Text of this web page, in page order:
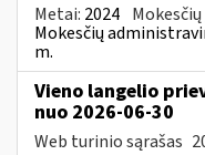
Metai: 2024
Mokesčių
m.
Vieno langelio
nuo 2026-06-30
Web turinio sąrašas